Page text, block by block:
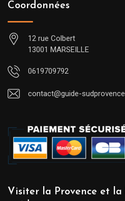
Coordonnées
12 rue Colbert
13001 MARSEILLE
0619709792
contact@guide-
Visiter la Provence et la